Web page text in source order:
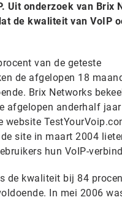
Uit onderzoek van Brix
de kwaliteit van VoIP
van de geteste
de afgelopen 18
Brix Networks
afgelopen anderhalf jaar
website
site in maart 2004
hun VoIP-
de kwaliteit bij 84
In mei 2006